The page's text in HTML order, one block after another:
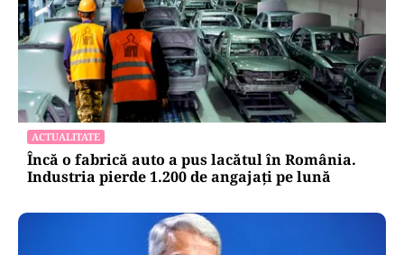
ACTUALITATE
Încă o fabrică auto a pus lacătul în România.
Industria pierde 1.200 de angajați pe lună